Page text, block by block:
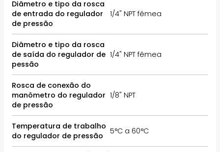
Diâmetro e tipo da rosca
de entrada do regulador
de pressão
1/4" NPT fêmea
Diâmetro e tipo da rosca
de saída do regulador de
pessão
1/4" NPT fêmea
Rosca de conexão do
manômetro do regulador
de pressão
1/8" NPT
Temperatura de trabalho
do regulador de pressão
5°C a 60°C